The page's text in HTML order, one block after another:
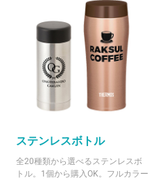
ステンレスボトル
全20種類から選べるステンレスボ
トル。1個から購入OK。フルカラー